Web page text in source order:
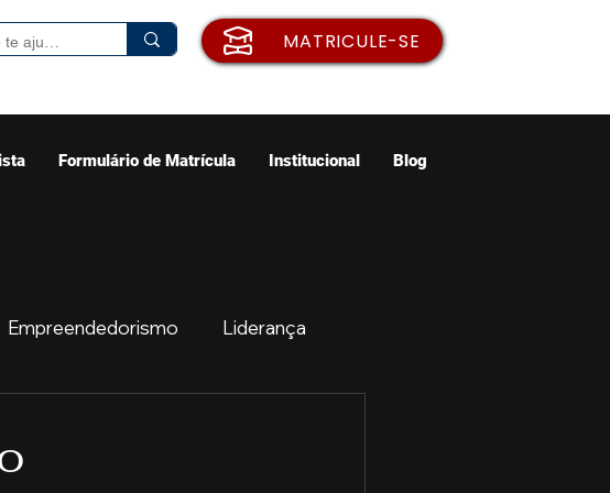
MATRICULE-SE
Formulário de Matrícula Institucional Blog
Empreendedorismo Liderança